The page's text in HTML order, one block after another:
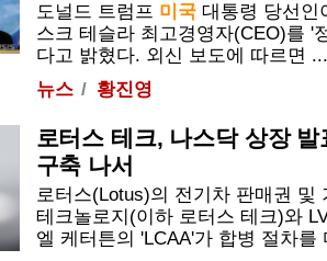
도널드 트럼프 미국대통령 당선인
스크 테슬라 최고경영자(CEO)를 '
다고 밝혔다. 외신 보도에 따르면
뉴스
황진영
로터스 테크, 나스닥 상장 발
구축 나서
로터스(Lotus)의 전기차 판매권 및
테크놀로지(이하 로터스 테크)와
엘 케터튼의 'LCAA'가 합병 절차를